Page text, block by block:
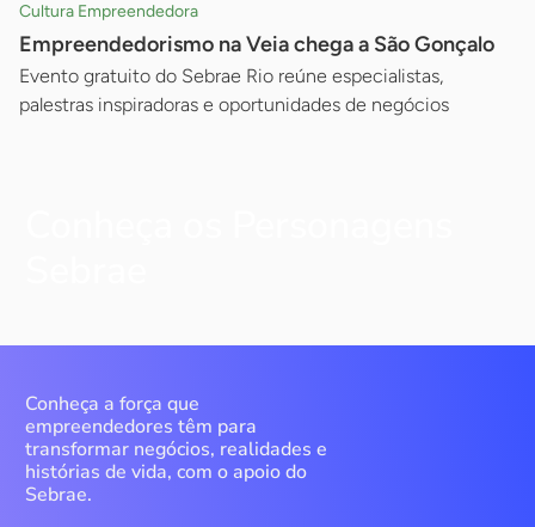
Cultura Empreendedora
Empreendedorismo na Veia chega a São Gonçalo
Evento gratuito do Sebrae Rio reúne especialistas,
palestras inspiradoras e oportunidades de negócios
Conheça a força que
empreendedores têm para
transformar negócios, realidades e
histórias de vida, com o apoio do
Sebrae.